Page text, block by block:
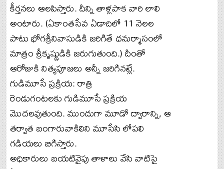
కీర్తనలు ఆలపిస్తారు. దీన్ని తాళ్లపాక వారి లాలి
అంటారు. (ఏకాంతసేవ ఏడాదిలో 11 నెలల
పాటు భోగశ్రీనివాసుడికి జరిగితే ధనుర్మాసంలో
మాత్రం శ్రీకృష్ణుడికి జరుగుతుంది.) దీంతో
ఆరోజుకి నిత్యపూజలు అన్నీ జరిగినట్లే.
గుడిమూసే ప్రక్రియ: రాత్రి
రెండుగంటలకు గుడిమూసే ప్రక్రియ
మొదలవుతుంది. ముందుగా మూడో ద్వారాన్ని, ఆ
తర్వాత బంగారువాకిలిని మూసేసి లోపలి
గడియలు బిగిస్తారు.
అధికారులు బయటివైపు తాళాలు వేసి వాటిపై